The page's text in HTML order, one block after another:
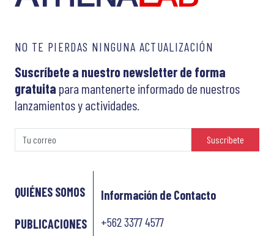
NO TE PIERDAS NINGUNA ACTUALIZACIÓN
Suscríbete a nuestro newsletter de forma
gratuita para mantenerte informado de nuestros
lanzamientos y actividades.
Suscríbete
QUIÉNES SOMOS
PUBLICACIONES
Información de Contacto
+562 3377 4577